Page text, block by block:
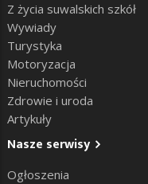
Z życia suwalskich szkół
Wywiady
Turystyka
Motoryzacja
Nieruchomości
Zdrowie i uroda
Artykuły
Nasze serwisy
Ogłoszenia